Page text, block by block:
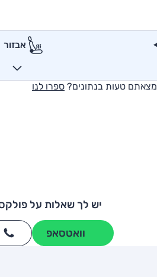
אבזור
מצאתם טעות בנתונים? ספרו לנו
יש לך שאלות על
וואטסאפ
מותגים מתחרים